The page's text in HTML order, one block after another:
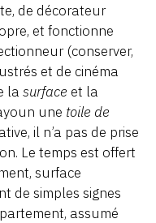
de décorateur
et fonctionne
(conserver,
et de cinéma
la surface et la
une toile de
il n’a pas de prise
Le temps est offert
surface
de simples signes
assumé